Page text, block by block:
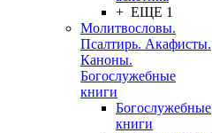
+ ЕЩЕ 1
Молитвословы.
Псалтирь. Акафисты.
Каноны.
Богослужебные
книги
Богослужебные
книги